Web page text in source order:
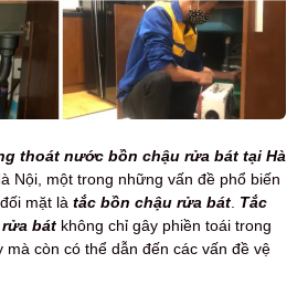
thoát nước bồn chậu rửa bát tại Hà
Nội, một trong những vấn đề phổ biến
mặt là tắc bồn chậu rửa bát Tắc
bát không chỉ gây phiền toái trong
mà còn có thể dẫn đến các vấn đề vệ